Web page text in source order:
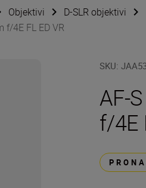
Objektivi
D-SLR objektivi
f/4E FL ED VR
SKU:
AF-
f/4E